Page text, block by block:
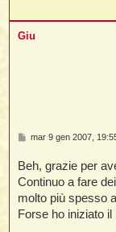
Giu
M
s
a
g
g
o
mar 9 gen 2007,
Beh, grazie per
Continuo a fare
molto più spesso
Forse ho iniziato